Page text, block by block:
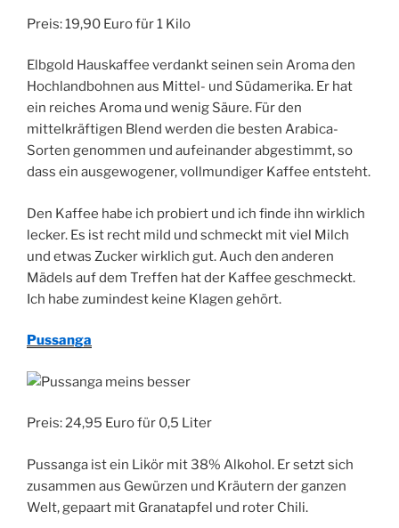
Preis: 19,90 Euro für 1 Kilo
Elbgold Hauskaffee verdankt seinen sein Aroma den
Hochlandbohnen aus Mittel- und Südamerika. Er hat
ein reiches Aroma und wenig Säure. Für den
mittelkräftigen Blend werden die besten Arabica-
Sorten genommen und aufeinander abgestimmt, so
dass ein ausgewogener, vollmundiger Kaffee entsteht.
Den Kaffee habe ich probiert und ich finde ihn wirklich
lecker. Es ist recht mild und schmeckt mit viel Milch
und etwas Zucker wirklich gut. Auch den anderen
Mädels auf dem Treffen hat der Kaffee geschmeckt.
Ich habe zumindest keine Klagen gehört.
Pussanga
Preis: 24,95 Euro für 0,5 Liter
Pussanga ist ein Likör mit 38% Alkohol. Er setzt sich
zusammen aus Gewürzen und Kräutern der ganzen
Welt, gepaart mit Granatapfel und roter Chili.